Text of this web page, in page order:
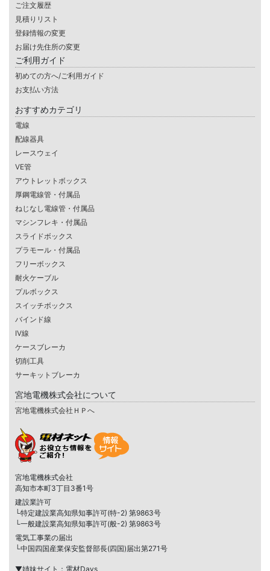
ご注文履歴
見積りリスト
登録情報の変更
お届け先住所の変更
ご利用ガイド
初めての方へ/ご利用ガイド
お支払い方法
おすすめカテゴリ
電線
配線器具
レースウェイ
VE管
アウトレットボックス
厚鋼電線管・付属品
ねじなし電線管・付属品
マシンフレキ・付属品
スライドボックス
プラモール・付属品
フリーボックス
耐火ケーブル
プルボックス
スイッチボックス
バインド線
IV線
ケースブレーカ
切削工具
サーキットブレーカ
宮地電機株式会社について
宮地電機株式会社ＨＰへ
宮地電機株式会社
高知市本町3丁目3番1号
建設業許可
└特定建設業高知県知事許可(特-2) 第9863号
└一般建設業高知県知事許可(般-2) 第9863号
電気工事業の届出
└中国四国産業保安監督部長(四国)届出第271号
▼姉妹サイト：電材Days